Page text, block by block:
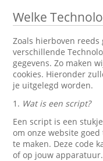
Welke
Zoals hierboven
verschillende
gegevens. Zo maken
cookies. Hieronder
je uitgelegd worden.
1. Wat is een script?
Een script is een
om onze website
te maken. Deze code
of op jouw apparatuur.